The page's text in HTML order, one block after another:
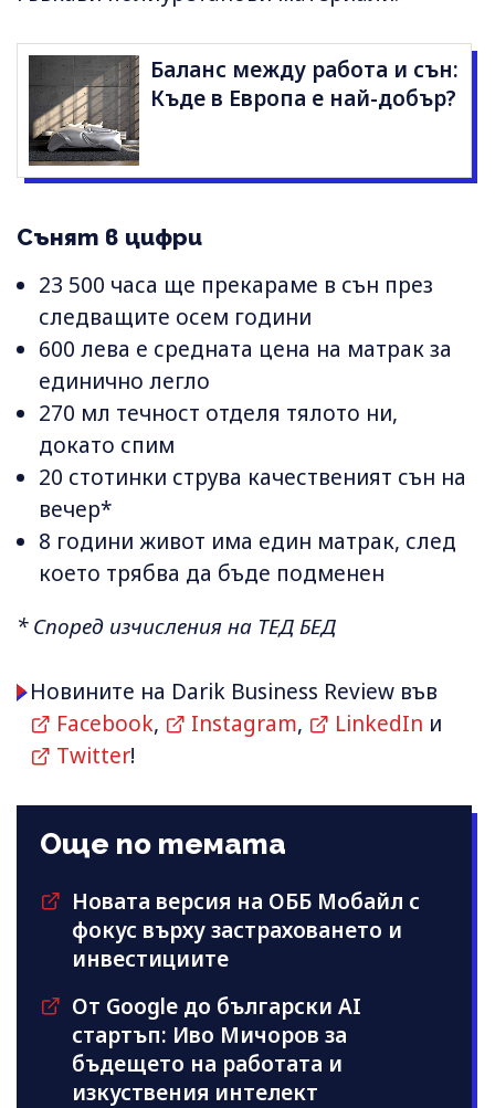
Баланс между работа и сън:
Къде в Европа е най-добър?
Сънят в цифри
23 500 часа ще прекараме в сън през
следващите осем години
600 лева е средната цена на матрак за
единично легло
270 мл течност отделя тялото ни,
докато спим
20 стотинки струва качественият сън на
вечер*
8 години живот има един матрак, след
което трябва да бъде подменен
* Според изчисления на ТЕД БЕД
Новините на Darik Business Review във
Facebook, Instagram, LinkedIn и
Twitter!
Още по темата
Новата версия на ОББ Мобайл с
фокус върху застраховането и
инвестициите
От Google до български AI
стартъп: Иво Мичоров за
бъдещето на работата и
изкуствения интелект